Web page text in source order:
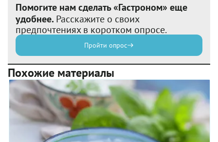
Помогите нам сделать «Гастроном» еще
удобнее. Расскажите о своих
предпочтениях в коротком опросе.
Пройти опрос
Похожие материалы